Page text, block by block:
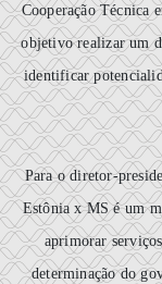
Cooperação Técnica
objetivo realizar um
identificar
Para o diretor-
Estônia x MS é um
aprimorar
determinação do